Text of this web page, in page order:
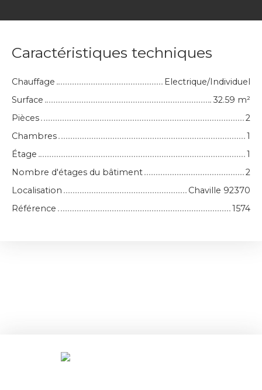
Caractéristiques techniques
Chauffage
Electrique/Individuel
Surface
32.59 m²
Pièces
2
Chambres
1
Étage
1
Nombre d'étages du bâtiment
2
Localisation
Chaville 92370
Référence
1574